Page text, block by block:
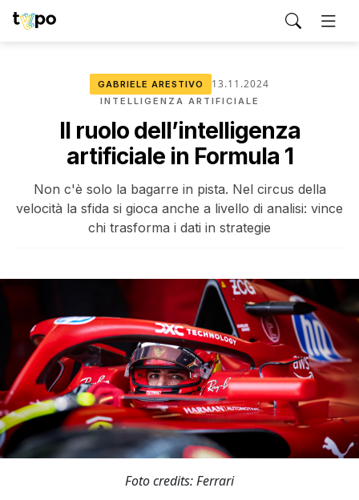
GABRIELE ARESTIVO 13.11.2024
INTELLIGENZA ARTIFICIALE
Il ruolo dell’intelligenza
artificiale in Formula 1
Non c'è solo la bagarre in pista. Nel circus della
velocità la sfida si gioca anche a livello di analisi: vince
chi trasforma i dati in strategie
Foto credits: Ferrari